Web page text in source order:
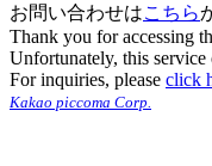
お問い合わせはこちら
Thank you for accessing
Unfortunately, this service
For inquiries, please click
Kakao piccoma Corp.